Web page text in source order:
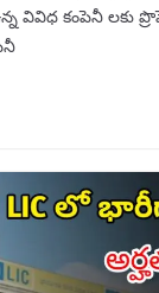
వివిధ కంపెనీ లకు